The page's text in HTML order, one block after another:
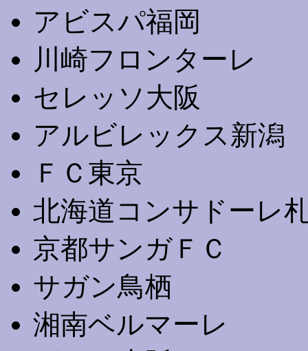
アビスパ福岡
川崎フロンターレ
セレッソ大阪
アルビレックス新潟
ＦＣ東京
北海道コンサドーレ
京都サンガＦＣ
サガン鳥栖
湘南ベルマーレ